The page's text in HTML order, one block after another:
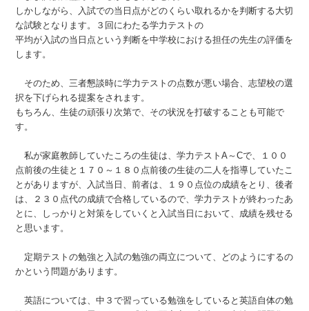
しかしながら、入試での当日点がどのくらい取れるかを判断する大切
な試験となります。３回にわたる学力テストの
平均が入試の当日点という判断を中学校における担任の先生の評価を
します。
そのため、三者懇談時に学力テストの点数が悪い場合、志望校の選
択を下げられる提案をされます。
もちろん、生徒の頑張り次第で、その状況を打破することも可能で
す。
私が家庭教師していたころの生徒は、学力テストA～Cで、１００
点前後の生徒と１７０～１８０点前後の生徒の二人を指導していたこ
とがありますが、入試当日、前者は、１９０点位の成績をとり、後者
は、２３０点代の成績で合格しているので、学力テストが終わったあ
とに、しっかりと対策をしていくと入試当日において、成績を残せる
と思います。
定期テストの勉強と入試の勉強の両立について、どのようにするの
かという問題があります。
英語については、中３で習っている勉強をしていると英語自体の勉